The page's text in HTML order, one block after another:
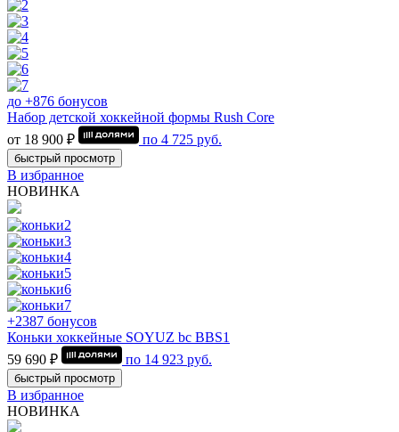
до +876 бонусов
Набор детской хоккейной формы Rush Core
от 18 900 ₽
по 4 725 руб.
быстрый просмотр
В избранное
НОВИНКА
+2387 бонусов
Коньки хоккейные SOYUZ bc BBS1
59 690 ₽
по 14 923 руб.
быстрый просмотр
В избранное
НОВИНКА